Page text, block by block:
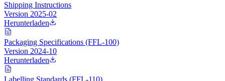
Shipping Instructions
Version 2025-02
Herunterladen
Packaging Specifications (FFL-100)
Version 2024-10
Herunterladen
Labelling Standards (FFL-110)